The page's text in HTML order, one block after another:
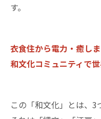
す。
衣食住から電力・癒し
和文化コミュニティで
この「和文化」とは、3